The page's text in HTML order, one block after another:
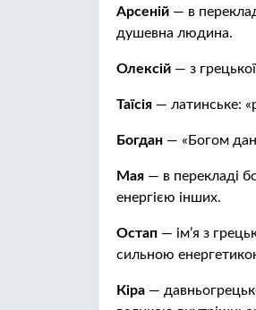
Арсеній — в
душевна людина.
Олексій — з
Таїсія — латинське:
Богдан — «Богом
Мая — в перекладі
енергією інших.
Остап — ім’я з
сильною
Кіра —